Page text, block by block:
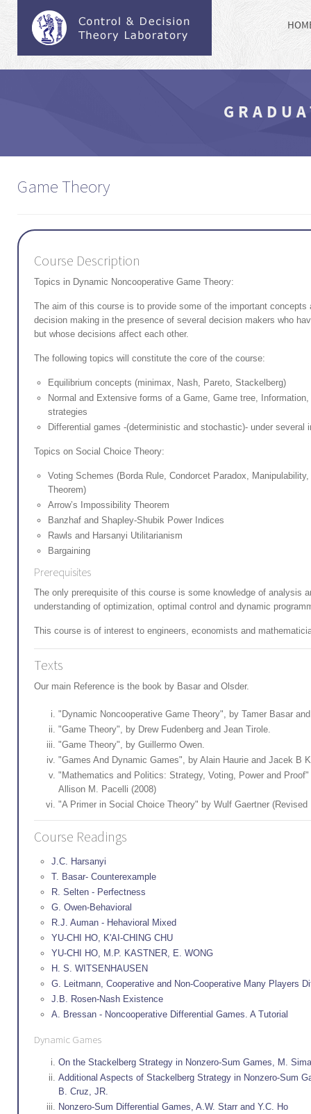
Game Theory
Course Description
Topics in Dynamic Noncooperative Game Theory:
The aim of this course is to provide some of the important concepts
decision making in the presence of several decision makers who
but whose decisions affect each other.
The following topics will constitute the core of the course:
Equilibrium concepts (minimax, Nash, Pareto, Stackelberg)
Normal and Extensive forms of a Game, Game tree,
strategies
Differential games -(deterministic and stochastic)- under several
Topics on Social Choice Theory:
Voting Schemes (Borda Rule, Condorcet Paradox,
Theorem)
Arrow’s Impossibility Theorem
Banzhaf and Shapley-Shubik Power Indices
Rawls and Harsanyi Utilitarianism
Bargaining
Prerequisites
The only prerequisite of this course is some knowledge of analysis
understanding of optimization, optimal control and dynamic
This course is of interest to engineers, economists and
Texts
Our main Reference is the book by Basar and Olsder.
"Dynamic Noncooperative Game Theory", by Tamer Basar
"Game Theory", by Drew Fudenberg and Jean Tirole.
"Game Theory", by Guillermo Owen.
"Games And Dynamic Games", by Alain Haurie and Jacek B
"Mathematics and Politics: Strategy, Voting, Power and
Allison M. Pacelli (2008)
"A Primer in Social Choice Theory" by Wulf Gaertner (Revised
Course Readings
J.C. Harsanyi
T. Basar- Counterexample
R. Selten - Perfectness
G. Owen-Behavioral
R.J. Auman - Hehavioral Mixed
YU-CHI HO, K'AI-CHING CHU
YU-CHI HO, M.P. KASTNER, E. WONG
H. S. WITSENHAUSEN
G. Leitmann, Cooperative and Non-Cooperative Many Players
J.B. Rosen-Nash Existence
A. Bressan - Noncooperative Differential Games. A Tutorial
Dynamic Games
On the Stackelberg Strategy in Nonzero-Sum Games, M.
Additional Aspects of Stackelberg Strategy in Nonzero-Sum
B. Cruz, JR.
Nonzero-Sum Differential Games, A.W. Starr and Y.C. Ho